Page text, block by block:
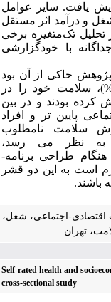
یافت. سایر عوامل
و درآمد اثر مستقل
تحلیل تک‌متغیره برخی
با خودگزارشی
حاکی از آن بود
افراد (۷۲/۳ %)، سلامت خود را در
بودند و در بین
پایین­ تر و افراد
سلامت نامطلوب
به نظر می رسد،
طراحی برنامه­
است به این دو قشر
باشند.
اجتماعی، شغل،
تهران.
Self-rated health and
cross-sectional study